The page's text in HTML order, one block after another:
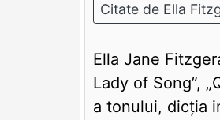
Citate de Ella
Ella Jane
Lady of Song”,
a tonului, dicția